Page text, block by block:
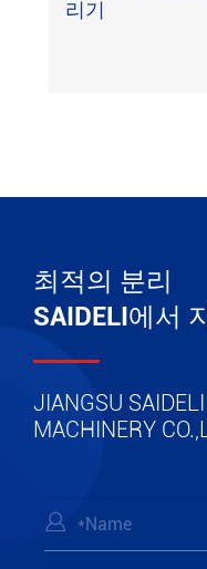
리기
최적의 분리
SAIDELI에서
JIANGSU
MACHINERY
